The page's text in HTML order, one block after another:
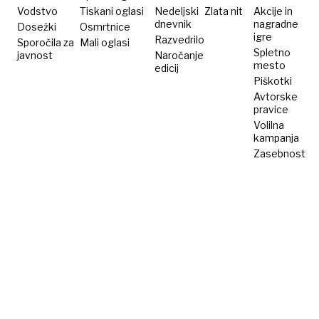
polnoči
Vodstvo
Dosežki
Sporočila za
javnost
Tiskani oglasi
Osmrtnice
Mali oglasi
Nedeljski
dnevnik
Razvedrilo
Naročanje
edicij
Zlata nit
Akcije in
nagradne
igre
Spletno
mesto
Piškotki
Avtorske
pravice
Volilna
kampanja
Zasebnost